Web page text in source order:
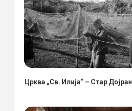
Црква „Св. Илија“ – Стар Дојран